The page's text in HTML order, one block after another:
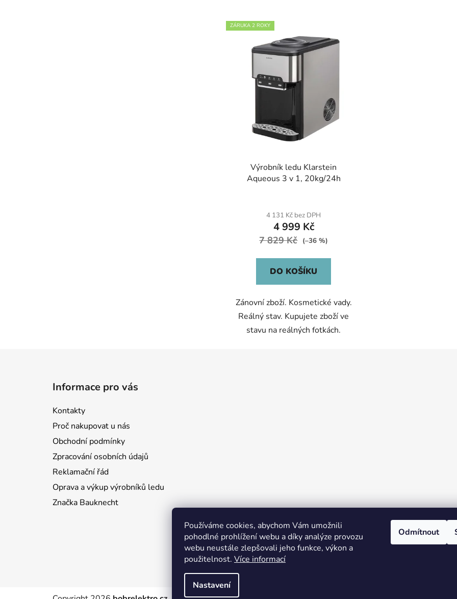
Používáme cookies, abychom Vám umožnili
pohodlné prohlížení webu a díky analýze provozu
webu neustále zlepšovali jeho funkce, výkon a
použitelnost. Více informací
Nastavení
Odmítnout
ZÁRUKA 2 ROKY
Výrobník ledu Klarstein
Aqueous 3 v 1, 20kg/24h
4 131 Kč bez DPH
4 999 Kč
7 829 Kč (–36 %)
DO KOŠÍKU
Zánovní zboží. Kosmetické vady.
Reálný stav. Kupujete zboží ve
stavu na reálných fotkách.
Informace pro vás
Kontakty
Proč nakupovat u nás
Obchodní podmínky
Zpracování osobních údajů
Reklamační řád
Oprava a výkup výrobníků ledu
Značka Bauknecht